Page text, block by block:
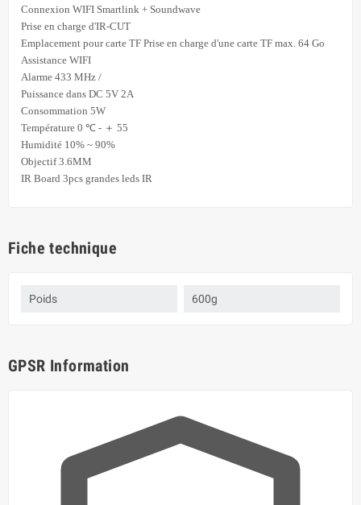
Connexion WIFI Smartlink + Soundwave
Prise en charge d'IR-CUT
Emplacement pour carte TF Prise en charge d'une carte TF max. 64 Go
Assistance WIFI
Alarme 433 MHz /
Puissance dans DC 5V 2A
Consommation 5W
Température 0 ℃ - ＋ 55
Humidité 10% ~ 90%
Objectif 3.6MM
IR Board 3pcs grandes leds IR
Fiche technique
Poids 600g
GPSR Information